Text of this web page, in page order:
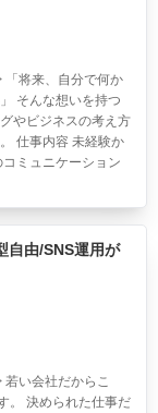
「将来、自分で何か
そんな想いを持つ
やビジネスの考え方
仕事内容 未経験か
ミュニケーション
自由/SNS運用が
若い会社だからこ
。 決められた仕事だ